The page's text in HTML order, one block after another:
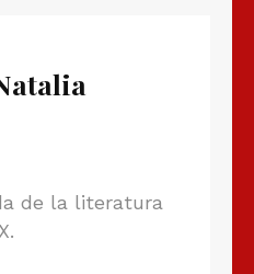
de la literatura